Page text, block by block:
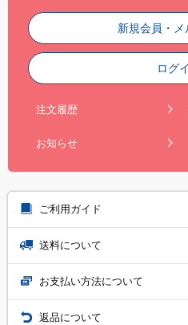
新規会員・
ログ
注文履歴
お知らせ
ご利用ガイド
送料について
お支払い方法について
返品について